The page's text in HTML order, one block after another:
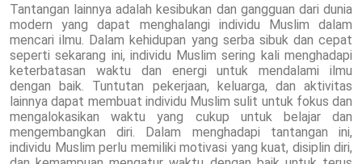
Tantangan lainnya adalah kesibukan dan gangguan dari dunia
modern yang dapat menghalangi individu Muslim dalam
mencari ilmu. Dalam kehidupan yang serba sibuk dan cepat
seperti sekarang ini, individu Muslim sering kali menghadapi
keterbatasan waktu dan energi untuk mendalami ilmu
dengan baik. Tuntutan pekerjaan, keluarga, dan aktivitas
lainnya dapat membuat individu Muslim sulit untuk fokus dan
mengalokasikan waktu yang cukup untuk belajar dan
mengembangkan diri. Dalam menghadapi tantangan ini,
individu Muslim perlu memiliki motivasi yang kuat, disiplin diri,